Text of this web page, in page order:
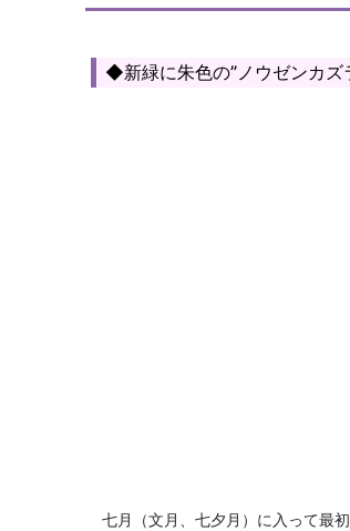
◆新緑に朱色の”ノウゼンカズ
七月（文月、七夕月）に入って最